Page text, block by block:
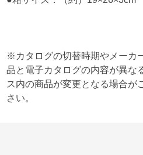
※カタログの切替時期やメーカ
品と電子カタログの内容が異な
ス内の商品が変更となる場合が
さい。